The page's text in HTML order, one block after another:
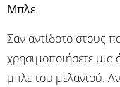
Μπλε
Σαν αντίδοτο στους
χρησιμοποιήσετε
μπλε του μελανιού.